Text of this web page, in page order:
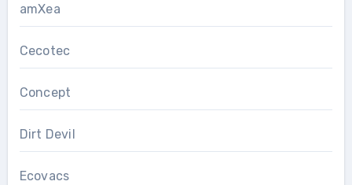
amXea
Cecotec
Concept
Dirt Devil
Ecovacs